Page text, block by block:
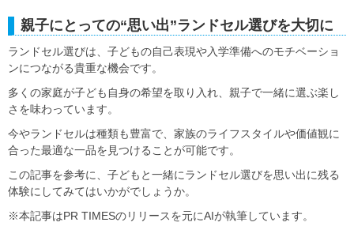
親子にとっての“思い出”ランドセル選びを大切に
ランドセル選びは、子どもの自己表現や入学準備へのモチベーショ
ンにつながる貴重な機会です。
多くの家庭が子ども自身の希望を取り入れ、親子で一緒に選ぶ楽し
さを味わっています。
今やランドセルは種類も豊富で、家族のライフスタイルや価値観に
合った最適な一品を見つけることが可能です。
この記事を参考に、子どもと一緒にランドセル選びを思い出に残る
体験にしてみてはいかがでしょうか。
※本記事はPR TIMESのリリースを元にAIが執筆しています。